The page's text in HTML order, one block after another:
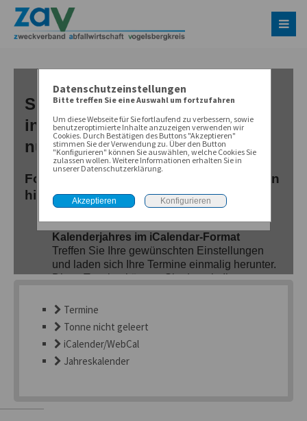
Termine
Tonne nicht geleert
iCalender/WebCal
Jahreskalender
Datenschutzeinstellungen
Bitte treffen Sie eine Auswahl um fortzufahren
Um diese Webseite für Sie fortlaufend zu verbessern, sowie
benutzeroptimierte Inhalte anzuzeigen verwenden wir
Cookies. Durch Bestätigen des Buttons "Akzeptieren"
stimmen Sie der Verwendung zu. Über den Button
"Konfigurieren" können Sie auswählen, welche Cookies Sie
zulassen wollen. Weitere Informationen erhalten Sie in
unserer Datenschutzerklärung.